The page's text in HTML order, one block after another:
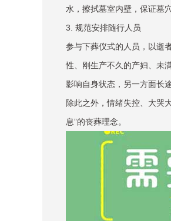
水，擦拭墓室内壁，保证墓
3. 规范安排随行人员
参与下葬仪式的人员，以逝
性、刚生产不久的产妇、未
影响自身状态，另一方面长
除此之外，情绪失控、大哭
息”的丧葬理念。